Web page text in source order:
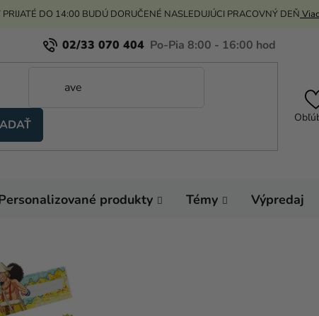
PRIJATÉ DO 14:00 BUDÚ DORUČENÉ NASLEDUJÚCI PRACOVNÝ DEŇ
02/33 070 404
produkty Témy Výpredaj